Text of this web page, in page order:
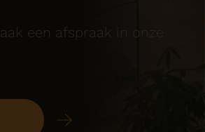
een afspraak in onze